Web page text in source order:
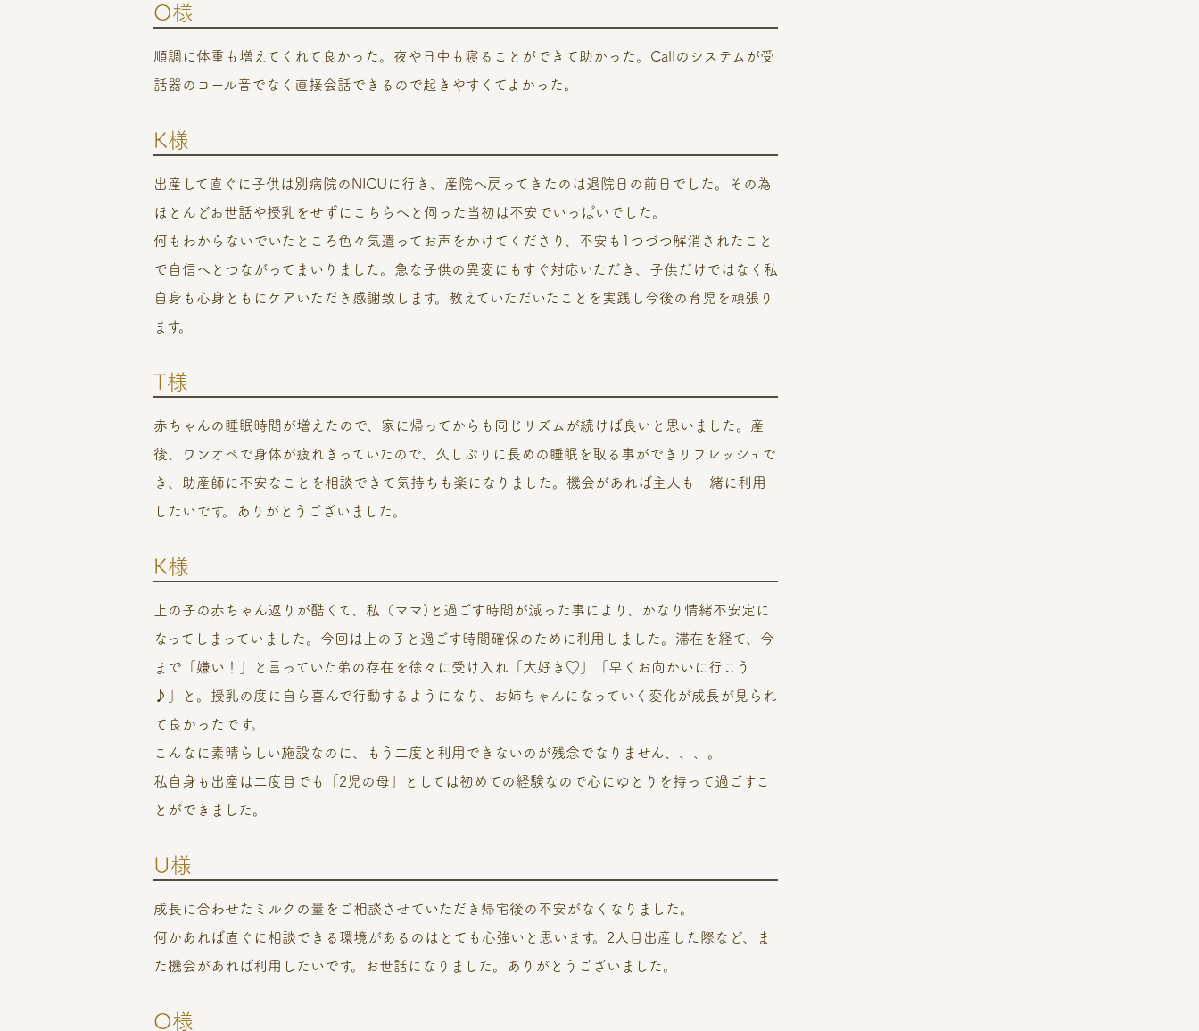
O様
順調に体重も増えてくれて良かった。夜や日中も寝ることができて助かった。Callのシステムが受
話器のコール音でなく直接会話できるので起きやすくてよかった。
K様
出産して直ぐに子供は別病院のNICUに行き、産院へ戻ってきたのは退院日の前日でした。その為
ほとんどお世話や授乳をせずにこちらへと伺った当初は不安でいっぱいでした。
何もわからないでいたところ色々気遣ってお声をかけてくださり、不安も1つづつ解消されたこと
で自信へとつながってまいりました。急な子供の異変にもすぐ対応いただき、子供だけではなく私
自身も心身ともにケアいただき感謝致します。教えていただいたことを実践し今後の育児を頑張り
ます。
T様
赤ちゃんの睡眠時間が増えたので、家に帰ってからも同じリズムが続けば良いと思いました。産
後、ワンオペで身体が疲れきっていたので、久しぶりに長めの睡眠を取る事ができリフレッシュで
き、助産師に不安なことを相談できて気持ちも楽になりました。機会があれば主人も一緒に利用
したいです。ありがとうございました。
K様
上の子の赤ちゃん返りが酷くて、私（ママ)と過ごす時間が減った事により、かなり情緒不安定に
なってしまっていました。今回は上の子と過ごす時間確保のために利用しました。滞在を経て、今
まで「嫌い！」と言っていた弟の存在を徐々に受け入れ「大好き♡」「早くお向かいに行こう
♪」と。授乳の度に自ら喜んで行動するようになり、お姉ちゃんになっていく変化が成長が見られ
て良かったです。
こんなに素晴らしい施設なのに、もう二度と利用できないのが残念でなりません、、、。
私自身も出産は二度目でも「2児の母」としては初めての経験なので心にゆとりを持って過ごすこ
とができました。
U様
成長に合わせたミルクの量をご相談させていただき帰宅後の不安がなくなりました。
何かあれば直ぐに相談できる環境があるのはとても心強いと思います。2人目出産した際など、ま
た機会があれば利用したいです。お世話になりました。ありがとうございました。
O様